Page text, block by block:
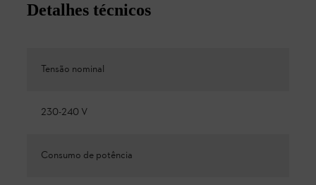
Detalhes técnicos
Tensão nominal
230-240 V
Consumo de potência